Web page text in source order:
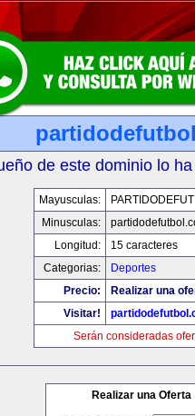
de este dominio lo
Mayusculas:
Minusculas:
Longitud:
15 caracteres
Categorias:
Deportes
Precio:
Realizar una
Visitar!
Serán consideradas
Realizar una Oferta